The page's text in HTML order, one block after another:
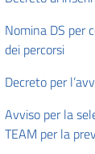
Nomina DS per
dei percorsi
Decreto per
Avviso per la
TEAM per la